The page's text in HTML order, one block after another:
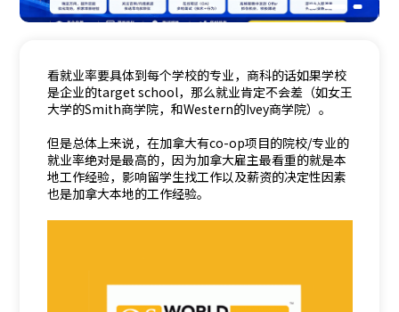
看就业率要具体到每个学校的专业，商科的话如果学校
是企业的target school，那么就业肯定不会差（如女王
大学的Smith商学院，和Western的Ivey商学院）。
但是总体上来说，在加拿大有co-op项目的院校/专业的
就业率绝对是最高的，因为加拿大雇主最看重的就是本
地工作经验，影响留学生找工作以及薪资的决定性因素
也是加拿大本地的工作经验。